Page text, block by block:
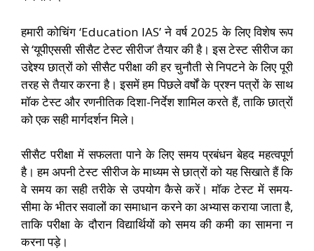
हमारी कोचिंग ‘Education IAS’ ने वर्ष 2025 के लिए विशेष रूप
से ‘यूपीएससी सीसैट टेस्ट सीरीज’ तैयार की है। इस टेस्ट सीरीज का
उद्देश्य छात्रों को सीसैट परीक्षा की हर चुनौती से निपटने के लिए पूरी
तरह से तैयार करना है। इसमें हम पिछले वर्षों के प्रश्न पत्रों के साथ
मॉक टेस्ट और रणनीतिक दिशा-निर्देश शामिल करते हैं, ताकि छात्रों
को एक सही मार्गदर्शन मिले।
सीसैट परीक्षा में सफलता पाने के लिए समय प्रबंधन बेहद महत्वपूर्ण
है। हम अपनी टेस्ट सीरीज के माध्यम से छात्रों को यह सिखाते हैं कि
वे समय का सही तरीके से उपयोग कैसे करें। मॉक टेस्ट में समय-
सीमा के भीतर सवालों का समाधान करने का अभ्यास कराया जाता है,
ताकि परीक्षा के दौरान विद्यार्थियों को समय की कमी का सामना न
करना पड़े।